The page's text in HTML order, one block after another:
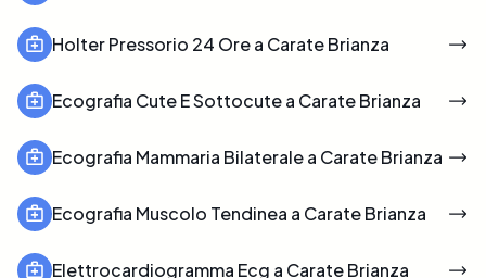
Holter Pressorio 24 Ore a Carate Brianza
Ecografia Cute E Sottocute a Carate Brianza
Ecografia Mammaria Bilaterale a Carate Brianza
Ecografia Muscolo Tendinea a Carate Brianza
Elettrocardiogramma Ecg a Carate Brianza